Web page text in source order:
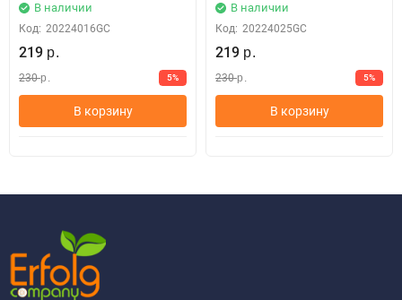
• Деликатно удалите гель-лак с помощью апельсиновой
палочки
В наличии
Код: 20224016GC
219 р.
230 р. 5%
В корзину
В наличии
Код: 20224025GC
219 р.
230 р. 5%
В корзину